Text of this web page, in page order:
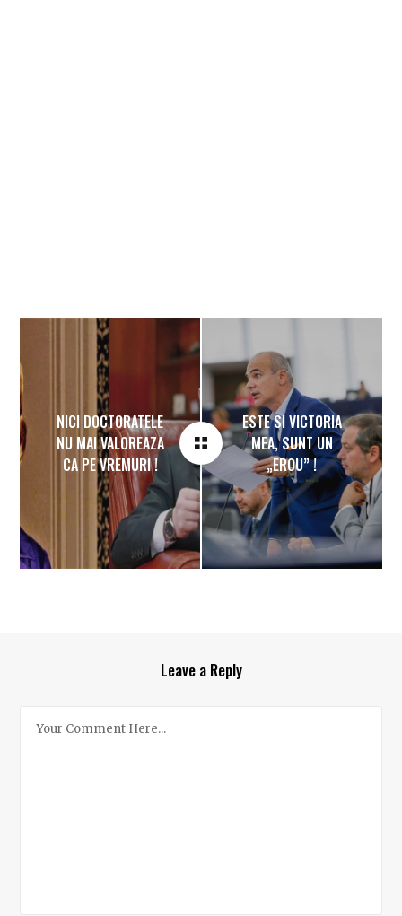
NICI DOCTORATELE
NU MAI VALOREAZA
CA PE VREMURI !
ESTE SI VICTORIA
MEA, SUNT UN
„EROU” !
Leave a Reply